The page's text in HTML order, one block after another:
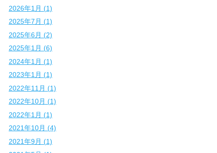
2026年1月 (1)
2025年7月 (1)
2025年6月 (2)
2025年1月 (6)
2024年1月 (1)
2023年1月 (1)
2022年11月 (1)
2022年10月 (1)
2022年1月 (1)
2021年10月 (4)
2021年9月 (1)